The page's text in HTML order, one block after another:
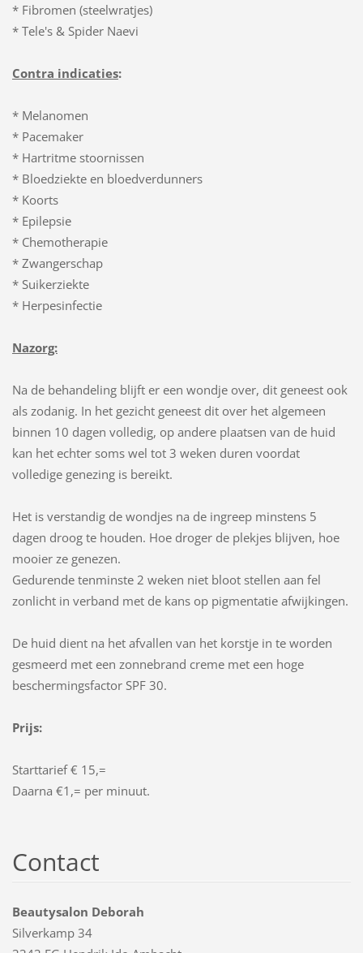
* Fibromen (steelwratjes)
* Tele's & Spider Naevi
Contra indicaties:
* Melanomen
* Pacemaker
* Hartritme stoornissen
* Bloedziekte en bloedverdunners
* Koorts
* Epilepsie
* Chemotherapie
* Zwangerschap
* Suikerziekte
* Herpesinfectie
Nazorg:
Na de behandeling blijft er een wondje over, dit geneest ook
als zodanig. In het gezicht geneest dit over het algemeen
binnen 10 dagen volledig, op andere plaatsen van de huid
kan het echter soms wel tot 3 weken duren voordat
volledige genezing is bereikt.
Het is verstandig de wondjes na de ingreep minstens 5
dagen droog te houden. Hoe droger de plekjes blijven, hoe
mooier ze genezen.
Gedurende tenminste 2 weken niet bloot stellen aan fel
zonlicht in verband met de kans op pigmentatie afwijkingen.
De huid dient na het afvallen van het korstje in te worden
gesmeerd met een zonnebrand creme met een hoge
beschermingsfactor SPF 30.
Prijs:
Starttarief € 15,=
Daarna €1,= per minuut.
Contact
Beautysalon Deborah
Silverkamp 34